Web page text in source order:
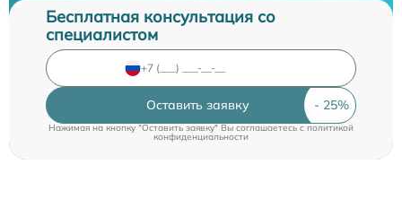
Бесплатная консультация со
специалистом
Оставить заявку
Нажимая на кнопку "Оставить заявку" Вы соглашаетесь cполитикой
конфиденциальности